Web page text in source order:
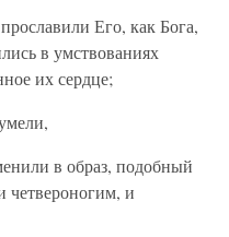
Его, как Бога,
в умствованиях
их сердце;
в образ, подобный
четвероногим, и